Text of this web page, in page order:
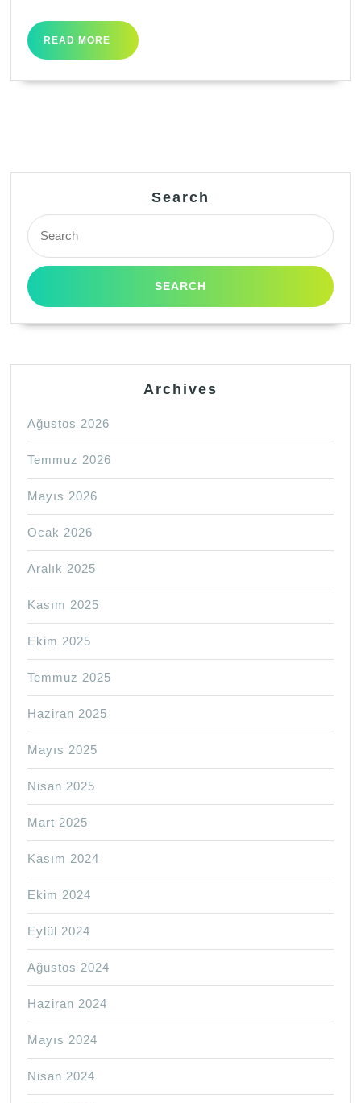
READ MORE
READ
MORE
Search
Search
for:
Archives
Ağustos 2026
Temmuz 2026
Mayıs 2026
Ocak 2026
Aralık 2025
Kasım 2025
Ekim 2025
Temmuz 2025
Haziran 2025
Mayıs 2025
Nisan 2025
Mart 2025
Kasım 2024
Ekim 2024
Eylül 2024
Ağustos 2024
Haziran 2024
Mayıs 2024
Nisan 2024